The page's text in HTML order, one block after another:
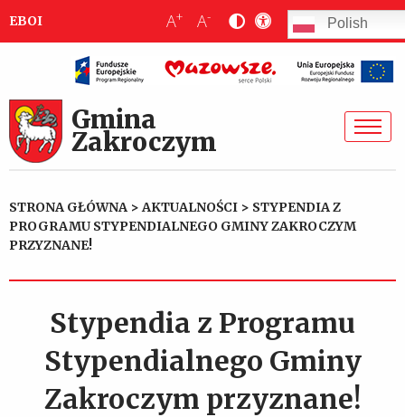
EBOI A+ A- Polish
Gmina
Zakroczym
STRONA GŁÓWNA >AKTUALNOŚCI > STYPENDIA Z
PROGRAMU STYPENDIALNEGO GMINY ZAKROCZYM
PRZYZNANE!
Stypendia z Programu
Stypendialnego Gminy
Zakroczym przyznane!